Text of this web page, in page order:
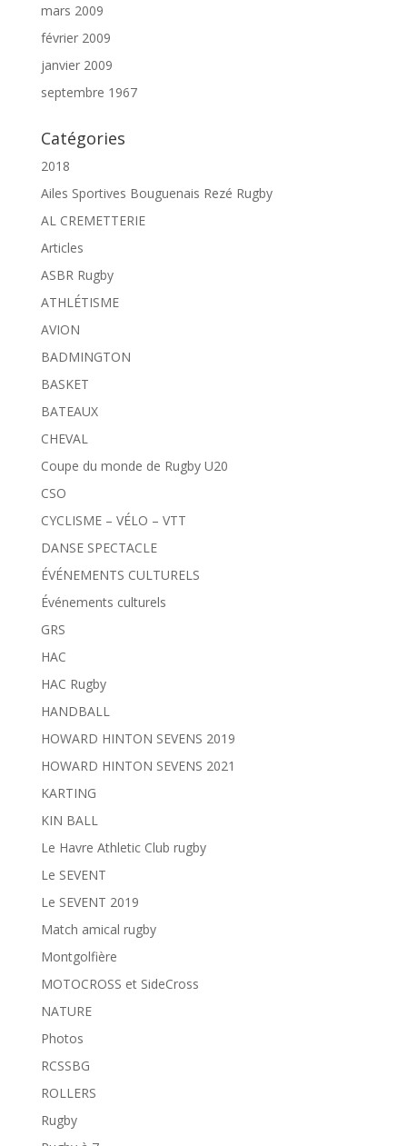
mars 2009
février 2009
janvier 2009
septembre 1967
Catégories
2018
Ailes Sportives Bouguenais Rezé Rugby
AL CREMETTERIE
Articles
ASBR Rugby
ATHLÉTISME
AVION
BADMINGTON
BASKET
BATEAUX
CHEVAL
Coupe du monde de Rugby U20
CSO
CYCLISME – VÉLO – VTT
DANSE SPECTACLE
ÉVÉNEMENTS CULTURELS
Événements culturels
GRS
HAC
HAC Rugby
HANDBALL
HOWARD HINTON SEVENS 2019
HOWARD HINTON SEVENS 2021
KARTING
KIN BALL
Le Havre Athletic Club rugby
Le SEVENT
Le SEVENT 2019
Match amical rugby
Montgolfière
MOTOCROSS et SideCross
NATURE
Photos
RCSSBG
ROLLERS
Rugby